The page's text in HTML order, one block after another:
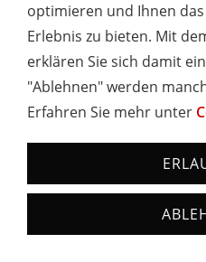
Ausflugstipps in
Pfarrkirche “St. Petri in
Pfarrkirche Petri in
ist die einzige Pfarrkirche
Petrus geweiht.
Chorraum und die
trockene Akustik. Das
unmittelbarer Nähe.
optimieren und Ihnen
Erlebnis zu bieten. Mit
erklären Sie sich damit
"Ablehnen" werden
Erfahren Sie mehr unter